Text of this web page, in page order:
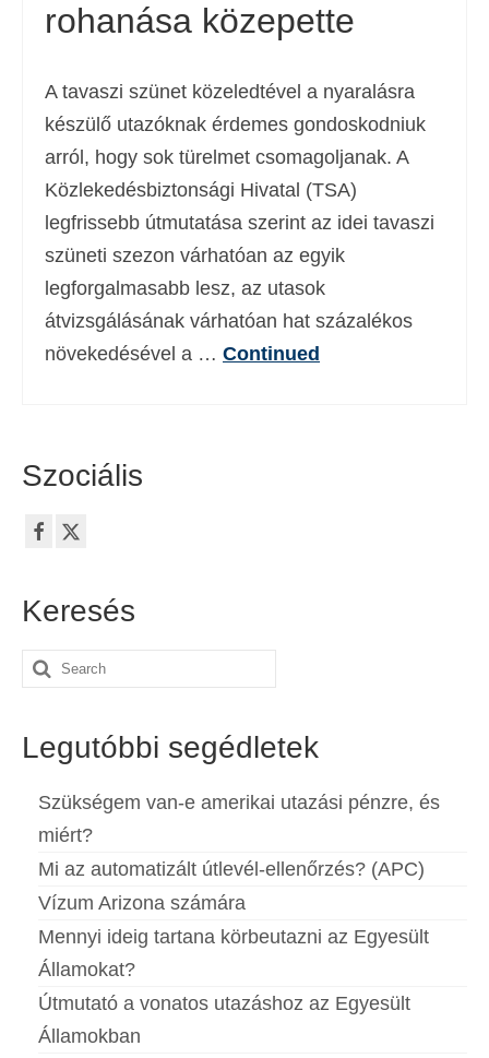
Italiano(Olasz)
日本語(Japán)
한국어 ( Koreai
Norsk bokmål(Norvég bokmål)
Português(Portugál)
Slovenčina (Szlovák)
rohanása közepette
A tavaszi szünet közeledtével a nyaralásra
készülő utazóknak érdemes gondoskodniuk
arról, hogy sok türelmet csomagoljanak. A
Közlekedésbiztonsági Hivatal (TSA)
legfrissebb útmutatása szerint az idei tavaszi
szüneti szezon várhatóan az egyik
legforgalmasabb lesz, az utasok
átvizsgálásának várhatóan hat százalékos
növekedésével a … Continued
Szociális
Keresés
Search
Legutóbbi segédletek
Szükségem van-e amerikai utazási pénzre, és
miért?
Mi az automatizált útlevél-ellenőrzés? (APC)
Vízum Arizona számára
Mennyi ideig tartana körbeutazni az Egyesült
Államokat?
Útmutató a vonatos utazáshoz az Egyesült
Államokban